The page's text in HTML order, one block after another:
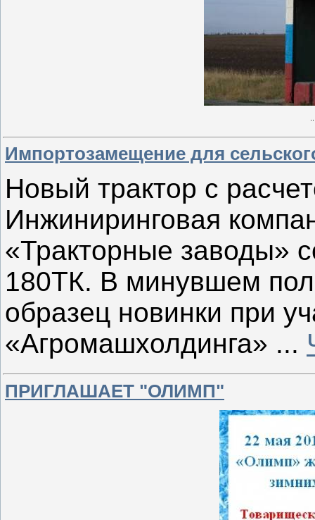
Импортозамещение для
Новый трактор с
Инжиниринговая
«Тракторные заводы»
180ТК. В минувшем
образец новинки при
«Агромашхолдинга» ...
ПРИГЛАШАЕТ "ОЛИМП"